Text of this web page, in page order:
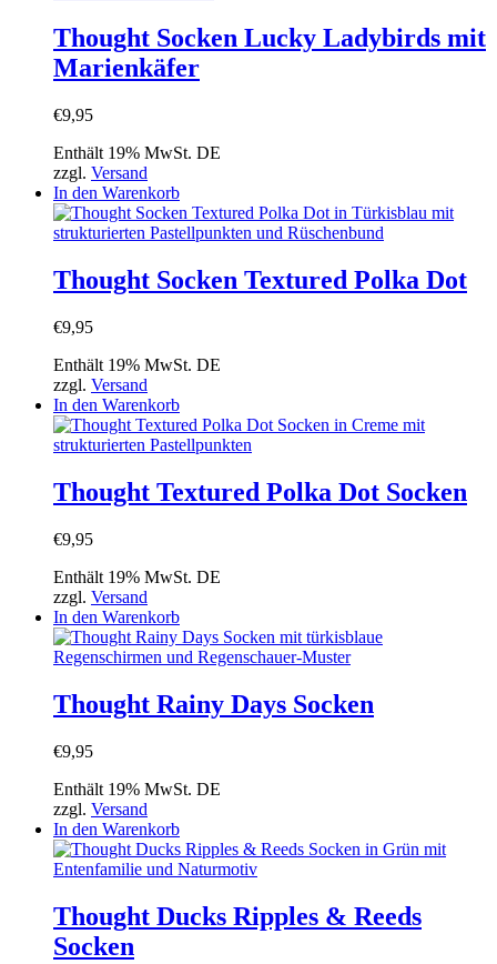
Thought Socken Lucky Ladybirds mit
Marienkäfer
€9,95
Enthält 19% MwSt. DE
zzgl. Versand
In den Warenkorb
Thought Socken Textured Polka Dot
€9,95
Enthält 19% MwSt. DE
zzgl. Versand
In den Warenkorb
Thought Textured Polka Dot Socken
€9,95
Enthält 19% MwSt. DE
zzgl. Versand
In den Warenkorb
Thought Rainy Days Socken
€9,95
Enthält 19% MwSt. DE
zzgl. Versand
In den Warenkorb
Thought Ducks Ripples & Reeds
Socken